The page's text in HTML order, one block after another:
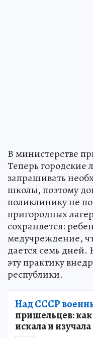
В министерстве
Теперь городские
запрашивать
школы, поэтому
поликлинику не
пригородных
сохраняется:
медучреждение,
дается семь дней.
эту практику
республики.
Над СССР
пришельцев: как
искала и